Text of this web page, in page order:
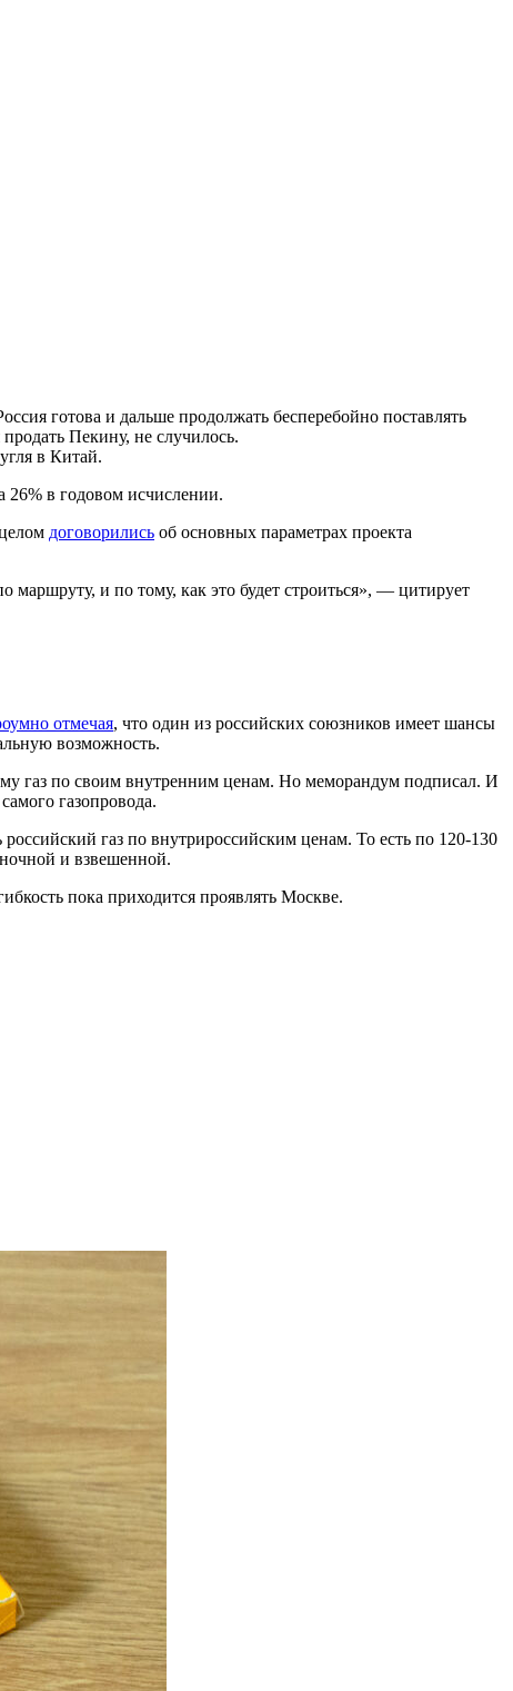
готова и дальше продолжать бесперебойно поставлять
Пекину, не случилось.
в Китай.
26% в годовом исчислении.
договорились об основных параметрах проекта
и по тому, как это будет строиться», — цитирует
отмечая, что один из российских союзников имеет шансы
возможность.
газ по своим внутренним ценам. Но меморандум подписал. И
газопровода.
газ по внутрироссийским ценам. То есть по 120-130
и взвешенной.
пока приходится проявлять Москве.